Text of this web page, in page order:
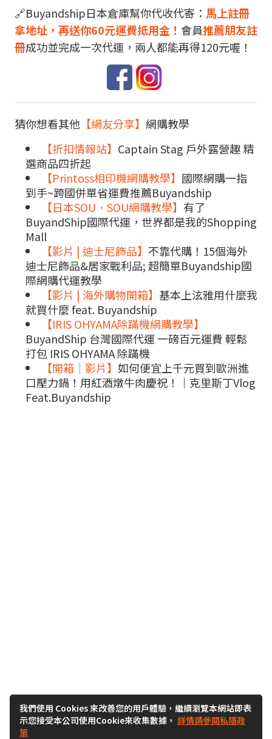
🔗Buyandship日本倉庫幫你代收代寄： 馬上註冊
拿地址，再送你60元運費抵用金！ 會員推薦朋友註
冊成功並完成一次代運，兩人都能再得120元喔！
猜你想看其他 【網友分享】 網購教學
【折扣情報站】 Captain Stag 戶外露營趣 精
選商品四折起
【Printoss相印機網購教學】 國際網購一指
到手~跨國併單省運費推薦Buyandship
【日本SOU．SOU網購教學】 有了
BuyandShip國際代運，世界都是我的Shopping
Mall
【影片 | 迪士尼飾品】 不靠代購！15個海外
迪士尼飾品&居家戰利品; 超簡單Buyandship國
際網購代運教學
【影片 | 海外購物開箱】 基本上泫雅用什麼我
就買什麼 feat. Buyandship
【IRIS OHYAMA除蹣機網購教學】
BuyandShip 台灣國際代運 一磅百元運費 輕鬆
打包 IRIS OHYAMA 除蹣機
【開箱｜影片】 如何便宜上千元買到歐洲進
口壓力鍋！用紅酒燉牛肉慶祝！｜克里斯丁Vlog
Feat.Buyandship
我們使用 Cookies 來改善您的用戶體驗，繼續瀏覽本網站即表
示您接受本公司使用Cookie來收集數據， 詳情請參閱私隱政
策